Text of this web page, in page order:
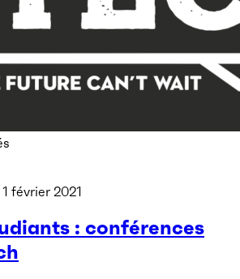
1 février 2021
: conférences